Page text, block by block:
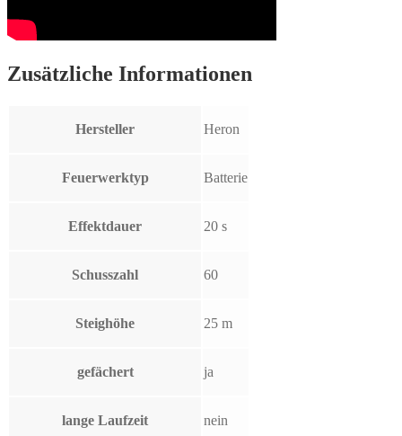
Zusätzliche Informationen
Hersteller Heron
Feuerwerktyp Batterie
Effektdauer 20 s
Schusszahl 60
Steighöhe 25 m
gefächert ja
lange Laufzeit nein